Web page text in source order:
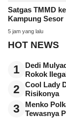
Satgas TMMD
Kampung Sesor
5 jam yang lalu
HOT NEWS
1
Dedi
Rokok
2
Cool Lady
Risikonya
3
Menko
Tewasnya